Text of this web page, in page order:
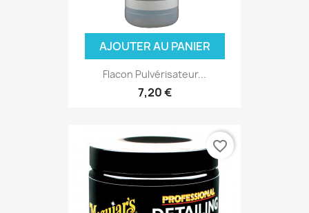
AJOUTER AU PANIER
Flacon Pulvérisateur...
7,20 €
favorite_border